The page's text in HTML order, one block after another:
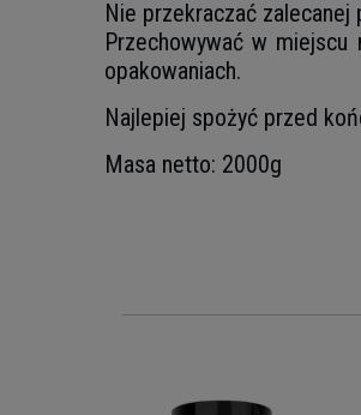
Nie przekraczać
Przechowywać w
opakowaniach.
Najlepiej spożyć przed
Masa netto: 2000g